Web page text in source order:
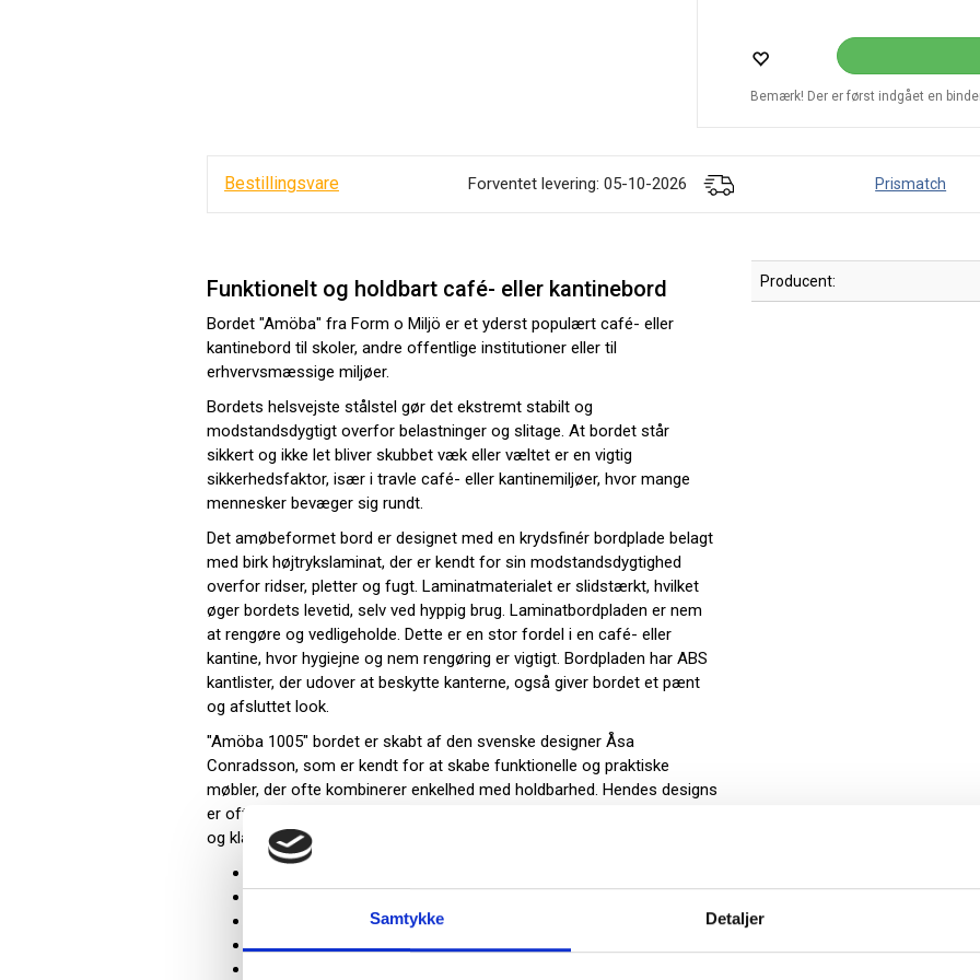
Samtykke Detaljer
Bemærk! Der er først indgået en
Bestillingsvare Forventet levering: 05-10-2026 Prismatch
Funktionelt og holdbart café- eller kantinebord
Bordet "Amöba" fra Form o Miljö er et yderst populært café- eller
kantinebord til skoler, andre offentlige institutioner eller til
erhvervsmæssige miljøer.
Bordets helsvejste stålstel gør det ekstremt stabilt og
modstandsdygtigt overfor belastninger og slitage. At bordet står
sikkert og ikke let bliver skubbet væk eller væltet er en vigtig
sikkerhedsfaktor, især i travle café- eller kantinemiljøer, hvor mange
mennesker bevæger sig rundt.
Det amøbeformet bord er designet med en krydsfinér bordplade belagt
med birk højtrykslaminat, der er kendt for sin modstandsdygtighed
overfor ridser, pletter og fugt. Laminatmaterialet er slidstærkt, hvilket
øger bordets levetid, selv ved hyppig brug. Laminatbordpladen er nem
at rengøre og vedligeholde. Dette er en stor fordel i en café- eller
kantine, hvor hygiejne og nem rengøring er vigtigt. Bordpladen har ABS
kantlister, der udover at beskytte kanterne, også giver bordet et pænt
og afsluttet look.
"Amöba 1005" bordet er skabt af den svenske designer Åsa
Conradsson, som er kendt for at skabe funktionelle og praktiske
møbler, der ofte kombinerer enkelhed med holdbarhed. Hendes designs
er ofte præget af et tidløst udtryk, der passer godt ind i både moderne
og klassiske indretninger.
Understel: Alugrå RAL 9006
Størrelse: (BxD) 1200 x 1500 mm
Producent: